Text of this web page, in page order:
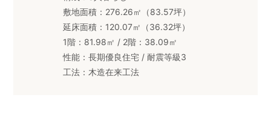
敷地面積：276.26㎡（83.57坪）
延床面積：120.07㎡（36.32坪）
1階：81.98㎡ / 2階：38.09㎡
性能：長期優良住宅 / 耐震等級3
工法：木造在来工法